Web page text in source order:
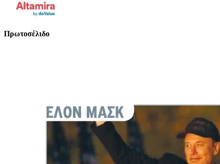
Πρωτοσέλιδο